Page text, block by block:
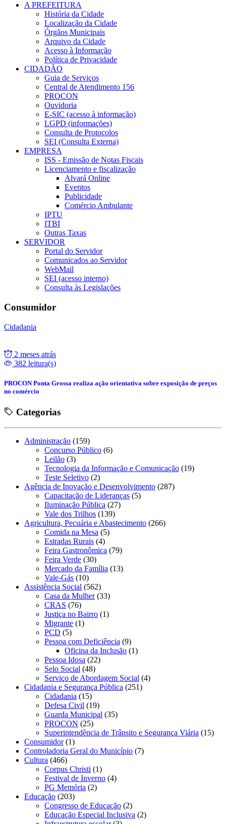
A PREFEITURA
História da Cidade
Localização da Cidade
Órgãos Municipais
Arquivo da Cidade
Acesso à Informação
Política de Privacidade
CIDADÃO
Guia de Serviços
Central de Atendimento 156
PROCON
Ouvidoria
E-SIC (acesso à informação)
LGPD (informações)
Consulta de Protocolos
SEI (Consulta Externa)
EMPRESA
ISS - Emissão de Notas Fiscais
Licenciamento e fiscalização
Alvará Online
Eventos
Publicidade
Comércio Ambulante
IPTU
ITBI
Outras Taxas
SERVIDOR
Portal do Servidor
Comunicados ao Servidor
WebMail
SEI (acesso interno)
Consulta às Legislações
Consumidor
Cidadania
2 meses atrás
382 leitura(s)
PROCON Ponta Grossa realiza ação orientativa sobre exposição de preços
no comércio
Categorias
Administração (159)
Concurso Público (6)
Leilão (3)
Tecnologia da Informação e Comunicação (19)
Teste Seletivo (2)
Agência de Inovação e Desenvolvimento (287)
Capacitação de Lideranças (5)
Iluminação Pública (27)
Vale dos Trilhos (139)
Agricultura, Pecuária e Abastecimento (266)
Comida na Mesa (5)
Estradas Rurais (4)
Feira Gastronômica (79)
Feira Verde (30)
Mercado da Família (13)
Vale-Gás (10)
Assistência Social (562)
Casa da Mulher(33)
CRAS (76)
Justiça no Bairro (1)
Migrante (1)
PCD (5)
Pessoa com Deficiência (9)
Oficina da Inclusão (1)
Pessoa Idosa (22)
Selo Social (48)
Serviço de Abordagem Social (4)
Cidadania e Segurança Pública (251)
Cidadania (15)
Defesa Civil (19)
Guarda Municipal (35)
PROCON (25)
Superintendência de Trânsito e Segurança Viária (15)
Consumidor(1)
Controladoria Geral do Município (7)
Cultura (466)
Corpus Christi (1)
Festival de Inverno (4)
PG Memória (2)
Educação (203)
Congresso de Educação (2)
Educação Especial Inclusiva (2)